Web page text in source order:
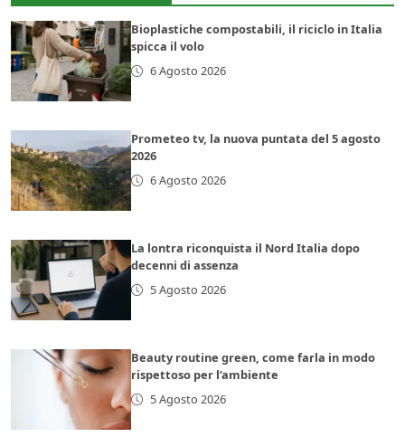
Bioplastiche compostabili, il riciclo in Italia
spicca il volo
6 Agosto 2026
Prometeo tv, la nuova puntata del 5 agosto
2026
6 Agosto 2026
La lontra riconquista il Nord Italia dopo
decenni di assenza
5 Agosto 2026
Beauty routine green, come farla in modo
rispettoso per l’ambiente
5 Agosto 2026